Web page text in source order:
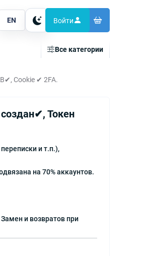
EN Тема Войти
Все категории
Cookie ✔ 2FA.
Токен
и т.п.),
на 70% аккаунтов.
и возвратов при